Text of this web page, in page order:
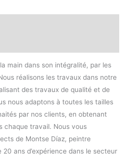
main dans son intégralité, par les
réalisons les travaux dans notre
des travaux de qualité et de
nous adaptons à toutes les tailles
par nos clients, en obtenant
chaque travail. Nous vous
de Montse Díaz, peintre
ans d’expérience dans le secteur